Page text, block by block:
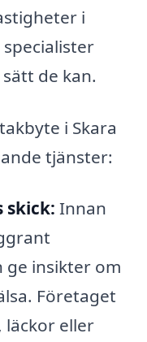
i
de kan.
i Skara
tjänster:
skick: Innan
insikter om
Företaget
läckor eller